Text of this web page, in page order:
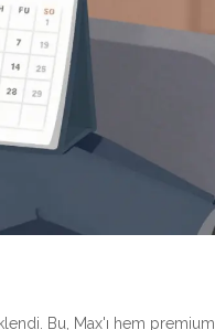
Bu, Max'ı hem premium